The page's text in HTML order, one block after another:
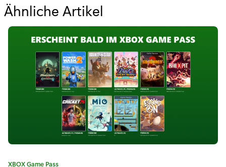
Ähnliche Artikel
ü
r
"
N
e
u
i
K
XBOX Game Pass